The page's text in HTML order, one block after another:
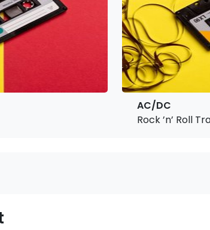
AC/DC
Rock ’n’ Roll